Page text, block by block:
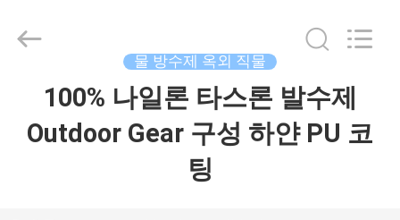
Suzhou
Jingang
물 방수제 옥외 직물
100% 나일론 타스론 발수제
Outdoor Gear 구성 하얀 PU 코
팅